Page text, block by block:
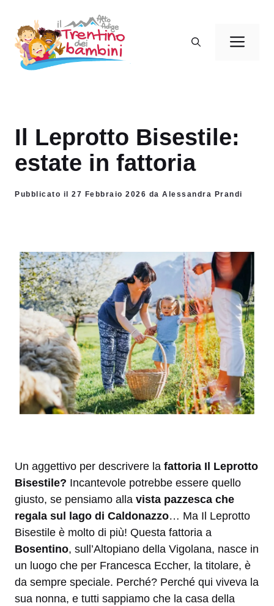
contenuto
Il Leprotto Bisestile:
estate in fattoria
Pubblicato il 27 Febbraio 2026 da Alessandra Prandi
Un aggettivo per descrivere la fattoria Il Leprotto
Bisestile? Incantevole potrebbe essere quello
giusto, se pensiamo alla vista pazzesca che
regala sul lago di Caldonazzo… Ma Il Leprotto
Bisestile è molto di più! Questa fattoria a
Bosentino, sull’Altopiano della Vigolana, nasce in
un luogo che per Francesca Eccher, la titolare, è
da sempre speciale. Perché? Perché qui viveva la
sua nonna, e tutti sappiamo che la casa della